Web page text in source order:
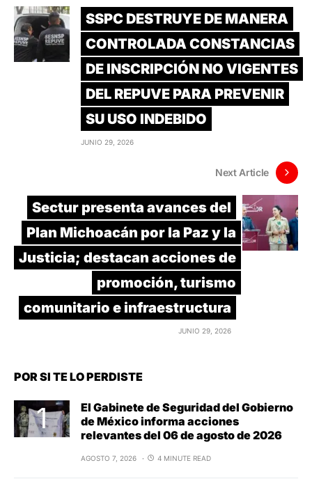
SSPC DESTRUYE DE MANERA
CONTROLADA CONSTANCIAS
DE INSCRIPCIÓN NO VIGENTES
DEL REPUVE PARA PREVENIR
SU USO INDEBIDO
JUNIO 29, 2026
Next Article
Sectur presenta avances del
Plan Michoacán por la Paz y la
Justicia; destacan acciones de
promoción, turismo
comunitario e infraestructura
JUNIO 29, 2026
POR SI TE LO PERDISTE
El Gabinete de Seguridad del Gobierno
de México informa acciones
relevantes del 06 de agosto de 2026
AGOSTO 7, 2026 4 MINUTE READ